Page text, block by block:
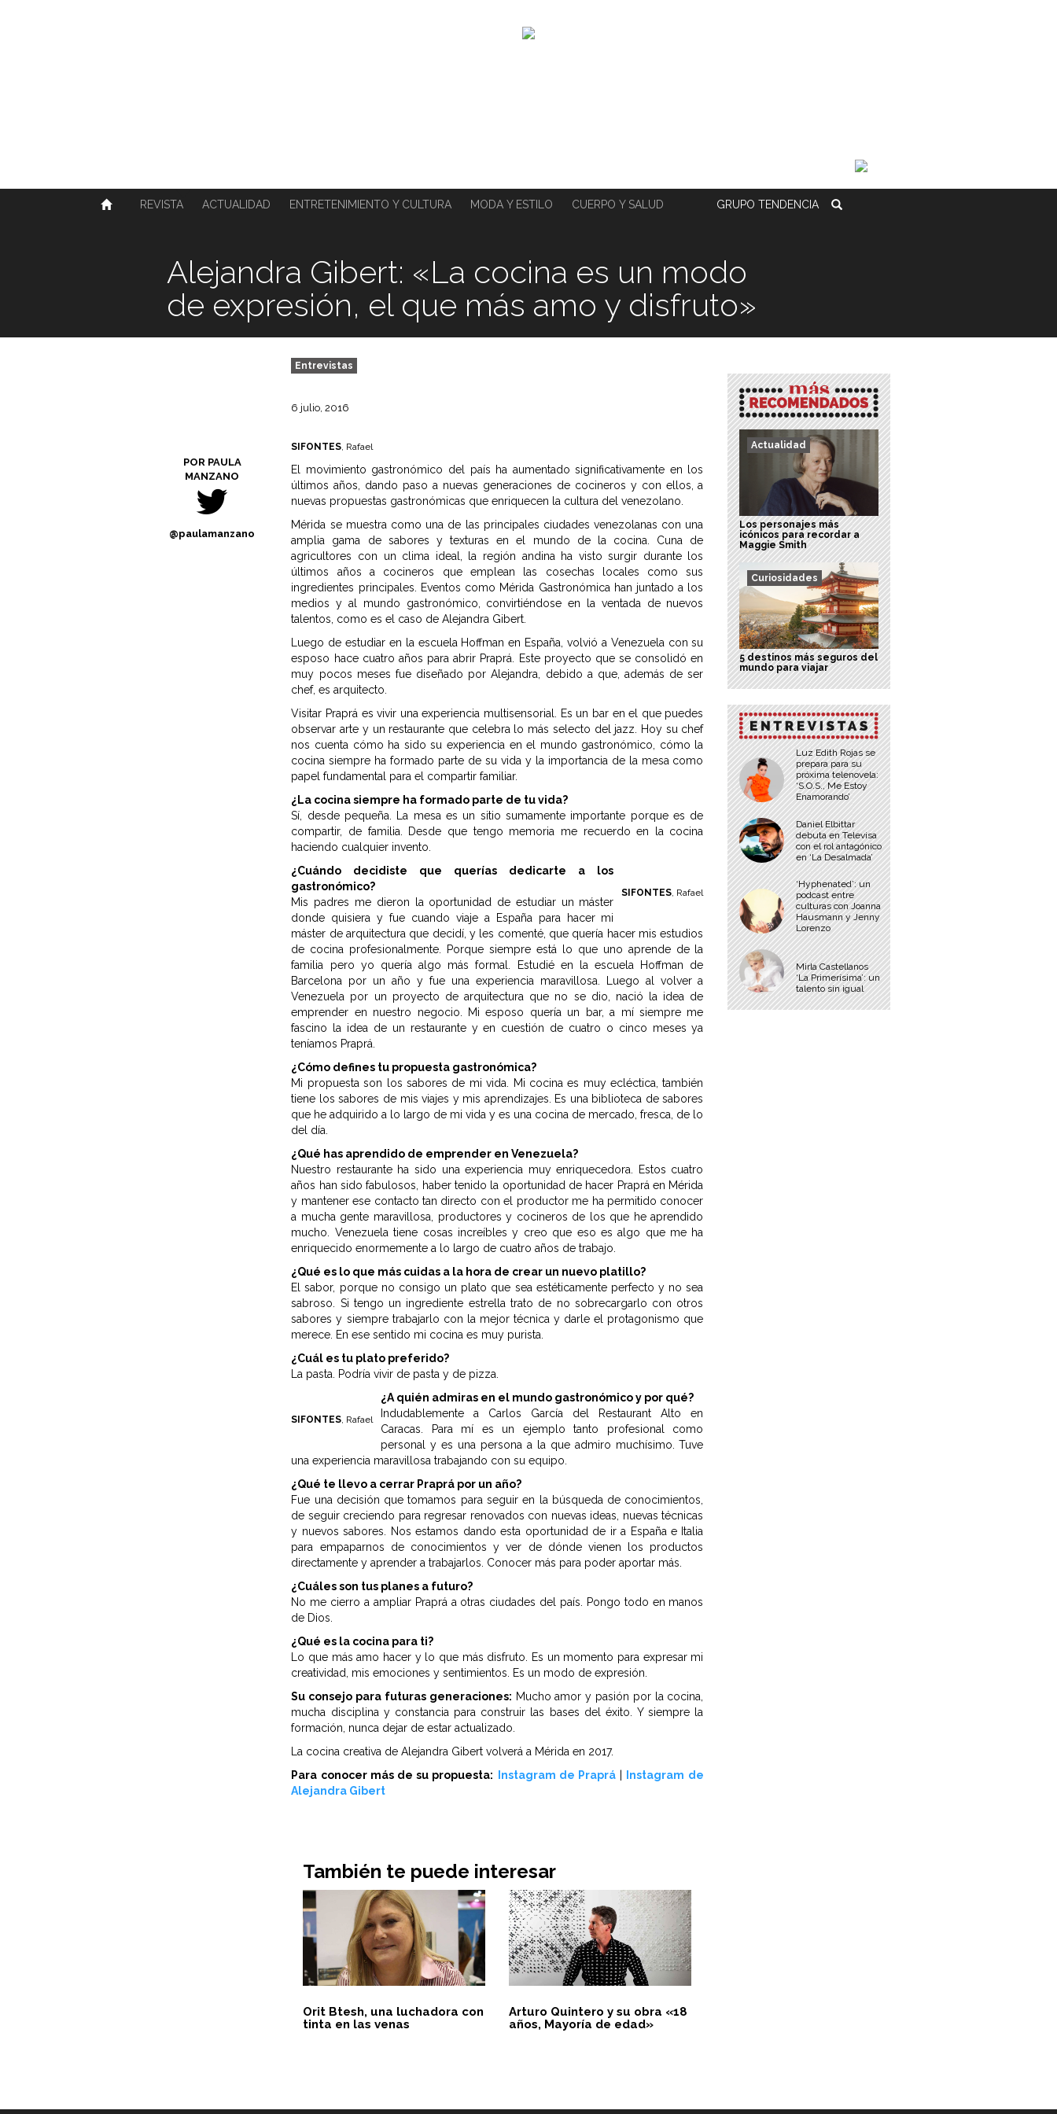
REVISTA ACTUALIDAD ENTRETENIMIENTO Y CULTURA MODA Y ESTILO CUERPO Y SALUD GRUPO TENDENCIA
Alejandra Gibert: «La cocina es un modo
de expresión, el que más amo y disfruto»
POR PAULA
MANZANO
@paulamanzano
Actualidad
Los personajes más
icónicos para recordar a
Maggie Smith
Curiosidades
5 destinos más seguros del
mundo para viajar
Luz Edith Rojas se
prepara para su
próxima telenovela:
‘S.O.S., Me Estoy
Enamorando’
Daniel Elbittar
debuta en Televisa
con el rol antagónico
en ‘La Desalmada’
‘Hyphenated’: un
podcast entre
culturas con Joanna
Hausmann y Jenny
Lorenzo
Mirla Castellanos
‘La Primerísima’: un
talento sin igual
Entrevistas
6 julio, 2016
SIFONTES, Rafael
El movimiento gastronómico del país ha aumentado significativamente en los
últimos años, dando paso a nuevas generaciones de cocineros y con ellos, a
nuevas propuestas gastronómicas que enriquecen la cultura del venezolano.
Mérida se muestra como una de las principales ciudades venezolanas con una
amplia gama de sabores y texturas en el mundo de la cocina. Cuna de
agricultores con un clima ideal, la región andina ha visto surgir durante los
últimos años a cocineros que emplean las cosechas locales como sus
ingredientes principales. Eventos como Mérida Gastronómica han juntado a los
medios y al mundo gastronómico, convirtiéndose en la ventada de nuevos
talentos, como es el caso de Alejandra Gibert.
Luego de estudiar en la escuela Hoffman en España, volvió a Venezuela con su
esposo hace cuatro años para abrir Praprá. Este proyecto que se consolidó en
muy pocos meses fue diseñado por Alejandra, debido a que, además de ser
chef, es arquitecto.
Visitar Praprá es vivir una experiencia multisensorial. Es un bar en el que puedes
observar arte y un restaurante que celebra lo más selecto del jazz. Hoy su chef
nos cuenta cómo ha sido su experiencia en el mundo gastronómico, cómo la
cocina siempre ha formado parte de su vida y la importancia de la mesa como
papel fundamental para el compartir familiar.
¿La cocina siempre ha formado parte de tu vida?
Sí, desde pequeña. La mesa es un sitio sumamente importante porque es de
compartir, de familia. Desde que tengo memoria me recuerdo en la cocina
haciendo cualquier invento.
SIFONTES, Rafael
¿Cuándo decidiste que querías dedicarte a los
gastronómico?
Mis padres me dieron la oportunidad de estudiar un máster
donde quisiera y fue cuando viaje a España para hacer mi
máster de arquitectura que decidí, y les comenté, que quería hacer mis estudios
de cocina profesionalmente. Porque siempre está lo que uno aprende de la
familia pero yo quería algo más formal. Estudié en la escuela Hoffman de
Barcelona por un año y fue una experiencia maravillosa. Luego al volver a
Venezuela por un proyecto de arquitectura que no se dio, nació la idea de
emprender en nuestro negocio. Mi esposo quería un bar, a mí siempre me
fascino la idea de un restaurante y en cuestión de cuatro o cinco meses ya
teníamos Praprá.
¿Cómo defines tu propuesta gastronómica?
Mi propuesta son los sabores de mi vida. Mi cocina es muy ecléctica, también
tiene los sabores de mis viajes y mis aprendizajes. Es una biblioteca de sabores
que he adquirido a lo largo de mi vida y es una cocina de mercado, fresca, de lo
del día.
¿Qué has aprendido de emprender en Venezuela?
Nuestro restaurante ha sido una experiencia muy enriquecedora. Estos cuatro
años han sido fabulosos, haber tenido la oportunidad de hacer Praprá en Mérida
y mantener ese contacto tan directo con el productor me ha permitido conocer
a mucha gente maravillosa, productores y cocineros de los que he aprendido
mucho. Venezuela tiene cosas increíbles y creo que eso es algo que me ha
enriquecido enormemente a lo largo de cuatro años de trabajo.
¿Qué es lo que más cuidas a la hora de crear un nuevo platillo?
El sabor, porque no consigo un plato que sea estéticamente perfecto y no sea
sabroso. Si tengo un ingrediente estrella trato de no sobrecargarlo con otros
sabores y siempre trabajarlo con la mejor técnica y darle el protagonismo que
merece. En ese sentido mi cocina es muy purista.
¿Cuál es tu plato preferido?
La pasta. Podría vivir de pasta y de pizza.
SIFONTES, Rafael
¿A quién admiras en el mundo gastronómico y por qué?
Indudablemente a Carlos García del Restaurant Alto en
Caracas. Para mí es un ejemplo tanto profesional como
personal y es una persona a la que admiro muchísimo. Tuve
una experiencia maravillosa trabajando con su equipo.
¿Qué te llevo a cerrar Praprá por un año?
Fue una decisión que tomamos para seguir en la búsqueda de conocimientos,
de seguir creciendo para regresar renovados con nuevas ideas, nuevas técnicas
y nuevos sabores. Nos estamos dando esta oportunidad de ir a España e Italia
para empaparnos de conocimientos y ver de dónde vienen los productos
directamente y aprender a trabajarlos. Conocer más para poder aportar más.
¿Cuáles son tus planes a futuro?
No me cierro a ampliar Praprá a otras ciudades del país. Pongo todo en manos
de Dios.
¿Qué es la cocina para ti?
Lo que más amo hacer y lo que más disfruto. Es un momento para expresar mi
creatividad, mis emociones y sentimientos. Es un modo de expresión.
Su consejo para futuras generaciones: Mucho amor y pasión por la cocina,
mucha disciplina y constancia para construir las bases del éxito. Y siempre la
formación, nunca dejar de estar actualizado.
La cocina creativa de Alejandra Gibert volverá a Mérida en 2017.
Para conocer más de su propuesta:
Instagram de Praprá|
Instagram de
Alejandra Gibert
También te puede interesar
Orit Btesh, una luchadora con
tinta en las venas
Arturo Quintero y su obra «18
años, Mayoría de edad»